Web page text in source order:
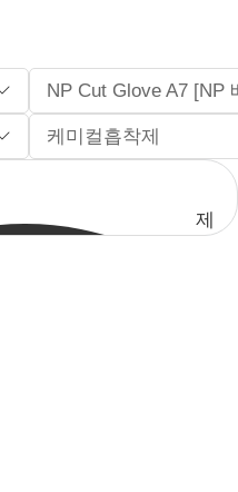
NP Cut Glove A7 [NP
케미컬흡착제
제